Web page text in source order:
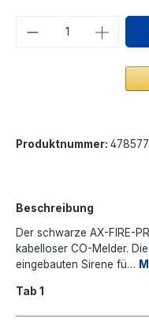
Produkt
Produktnummer: 478577
Beschreibung
Der schwarze AX-FIRE-
kabelloser CO-Melder.
eingebauten Sirene fü…
Tab 1